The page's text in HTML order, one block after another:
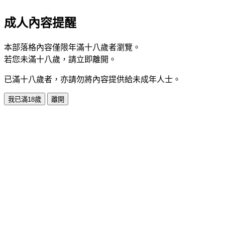
成人內容提醒
本部落格內容僅限年滿十八歲者瀏覽。
若您未滿十八歲，請立即離開。
已滿十八歲者，亦請勿將內容提供給未成年人士。
我已滿18歲 離開